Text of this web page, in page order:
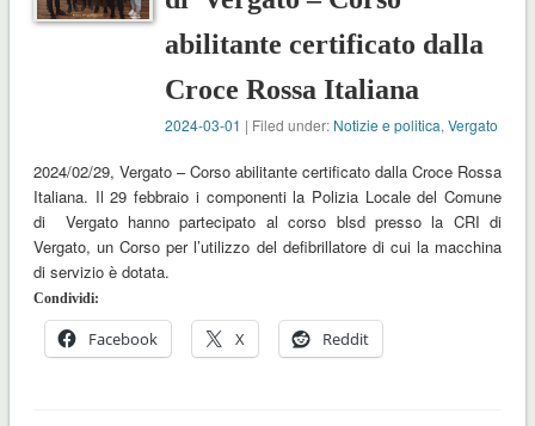
abilitante certificato dalla
Croce Rossa Italiana
2024-03-01 | Filed under: Notizie e politica,Vergato
2024/02/29, Vergato – Corso abilitante certificato dalla Croce Rossa
Italiana. Il 29 febbraio i componenti la Polizia Locale del Comune
di Vergato hanno partecipato al corso blsd presso la CRI di
Vergato, un Corso per l’utilizzo del defibrillatore di cui la macchina
di servizio è dotata.
Condividi:
Facebook X Reddit